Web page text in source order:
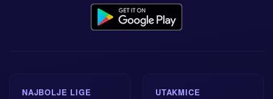
NAJBOLJE LIGE UTAKMICE